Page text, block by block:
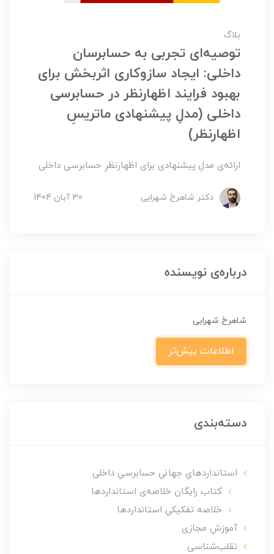
بلاگ
توصیه‌ای تجربی به حسابرسان
داخلی: ایجاد سازوکاری اثربخش برای
بهبود فرایند اظهارنظر در حسابرسی
داخلی (مدلِ پیشنهادی ماتریسِ
اظهارنظر)
ارائه‌ی مدلِ پیشنهادی برای اظهارنظرِ حسابرسی داخلی
دکتر شاهرخ شهرابی 30 آبان 1404
درباره‌ی نویسنده
شاهرخ شهرابی
اطلاعات بیش‌تر
دسته‌بندی
استانداردهایِ جهانیِ حسابرسیِ داخلی
کتاب رایگان خلاصه‌ی استانداردها
خلاصه تفکیکیِ استانداردها
آموزشِ مجازی
تقلب‌شناسی